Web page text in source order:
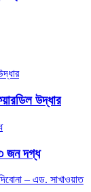
উদ্ধার
জন দগ্ধ